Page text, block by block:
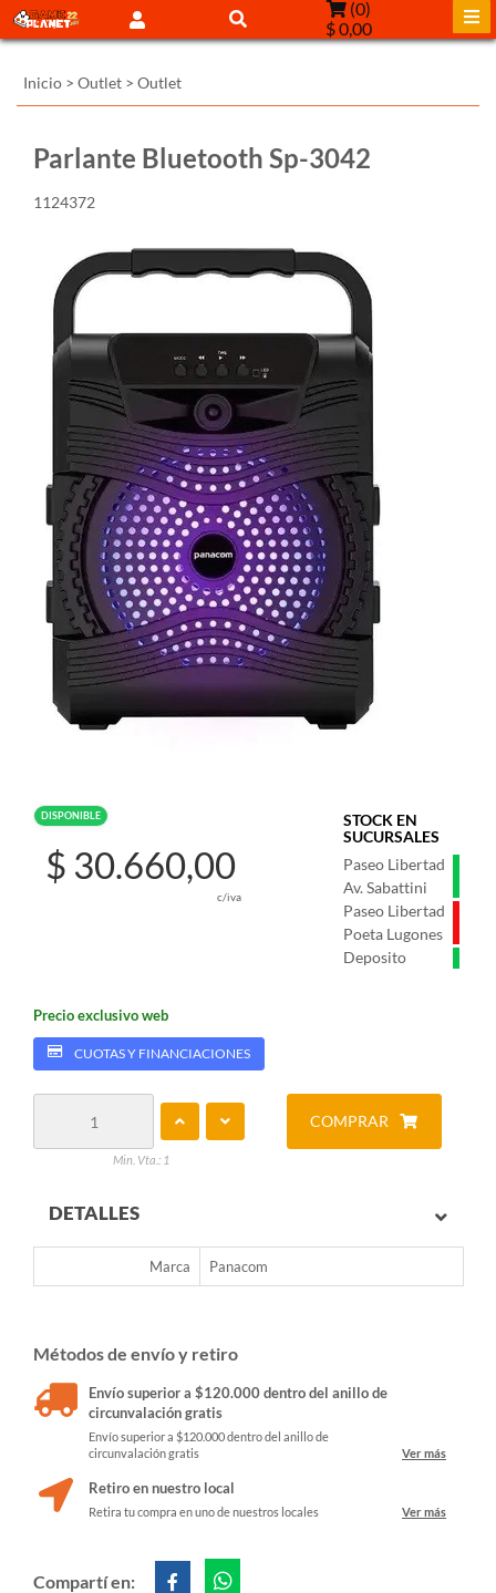
(0)
$ 0,00
Inicio > Outlet > Outlet
Parlante Bluetooth Sp-3042
1124372
DISPONIBLE
STOCK EN
SUCURSALES
Paseo Libertad
Av. Sabattini
Paseo Libertad
Poeta Lugones
Deposito
$ 30.660,00
c/iva
Precio exclusivo web
CUOTAS Y FINANCIACIONES
Min. Vta.: 1
COMPRAR
DETALLES
Marca Panacom
Métodos de envío y retiro
Envío superior a $120.000 dentro del anillo de
circunvalación gratis
Envío superior a $120.000 dentro del anillo de
circunvalación gratis
Ver más
Retiro en nuestro local
Retira tu compra en uno de nuestros locales Ver más
Compartí en: